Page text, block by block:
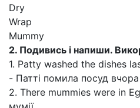
Dry
Wrap
Mummy
2. Подивись і напиши.
1. Patty washed the dishes
- Патті помила посуд вчора
2. There mummies were in